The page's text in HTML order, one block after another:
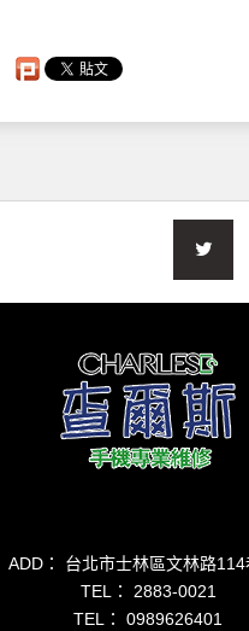
ADD： 台北市士林區文林路114
TEL：
2883-0021
TEL：
0989626401